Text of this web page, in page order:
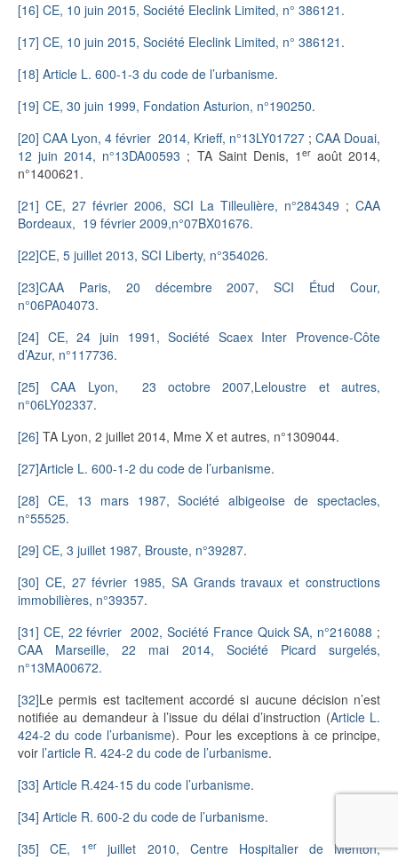
[16] CE, 10 juin 2015, Société Eleclink Limited, n° 386121 .
[17] CE, 10 juin 2015, Société Eleclink Limited, n° 386121 .
[18] Article L. 600-1-3 du code de l’urbanisme.
[19] CE, 30 juin 1999, Fondation Asturion, n°190250.
[20] CAA Lyon, 4 février 2014, Krieff, n°13LY01727 ; CAA Douai,
12 juin 2014, n°13DA00593 ; TA Saint Denis, 1 eraoût 2014,
n°1400621.
[21] CE, 27 février 2006, SCI La Tilleulière, n°284349 ;CAA
Bordeaux, 19 février 2009,n°07BX01676.
[22]CE, 5 juillet 2013, SCI Liberty, n°354026.
[23]CAA Paris, 20 décembre 2007, SCI Étud Cour,
n°06PA04073.
[24] CE, 24 juin 1991, Société Scaex Inter Provence-Côte
d’Azur, n°117736.
[25]
CAA Lyon, 23 octobre 2007,Leloustre et autres,
n°06LY02337.
[26] TA Lyon, 2 juillet 2014, Mme X et autres, n°1309044.
[27]Article L. 600-1-2 du code de l’urbanisme.
[28] CE, 13 mars 1987, Société albigeoise de spectacles,
n°55525.
[29] CE, 3 juillet 1987, Brouste, n°39287.
[30] CE, 27 février 1985, SA Grands travaux et constructions
immobilières, n°39357.
[31] CE, 22 février 2002, Société France Quick SA, n°216088 ;
CAA Marseille, 22 mai 2014, Société Picard surgelés,
n°13MA00672.
[32]Le permis est tacitement accordé si aucune décision n’est
notifiée au demandeur à l’issue du délai d’instruction (Article L.
424-2 du code l’urbanisme). Pour les exceptions à ce principe,
voir l’article R. 424-2 du code de l’urbanisme.
[33] Article R.424-15 du code l’urbanisme.
[34] Article R. 600-2 du code de l’urbanisme.
[35]
CE, 1er
juillet 2010, Centre Hospitalier de Menton,